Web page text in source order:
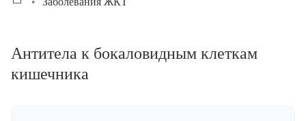
Антитела к бокаловидным клеткам
кишечника